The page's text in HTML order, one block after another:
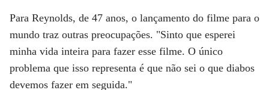
Para Reynolds, de 47 anos, o lançamento do filme para o
mundo traz outras preocupações. "Sinto que esperei
minha vida inteira para fazer esse filme. O único
problema que isso representa é que não sei o que diabos
devemos fazer em seguida."